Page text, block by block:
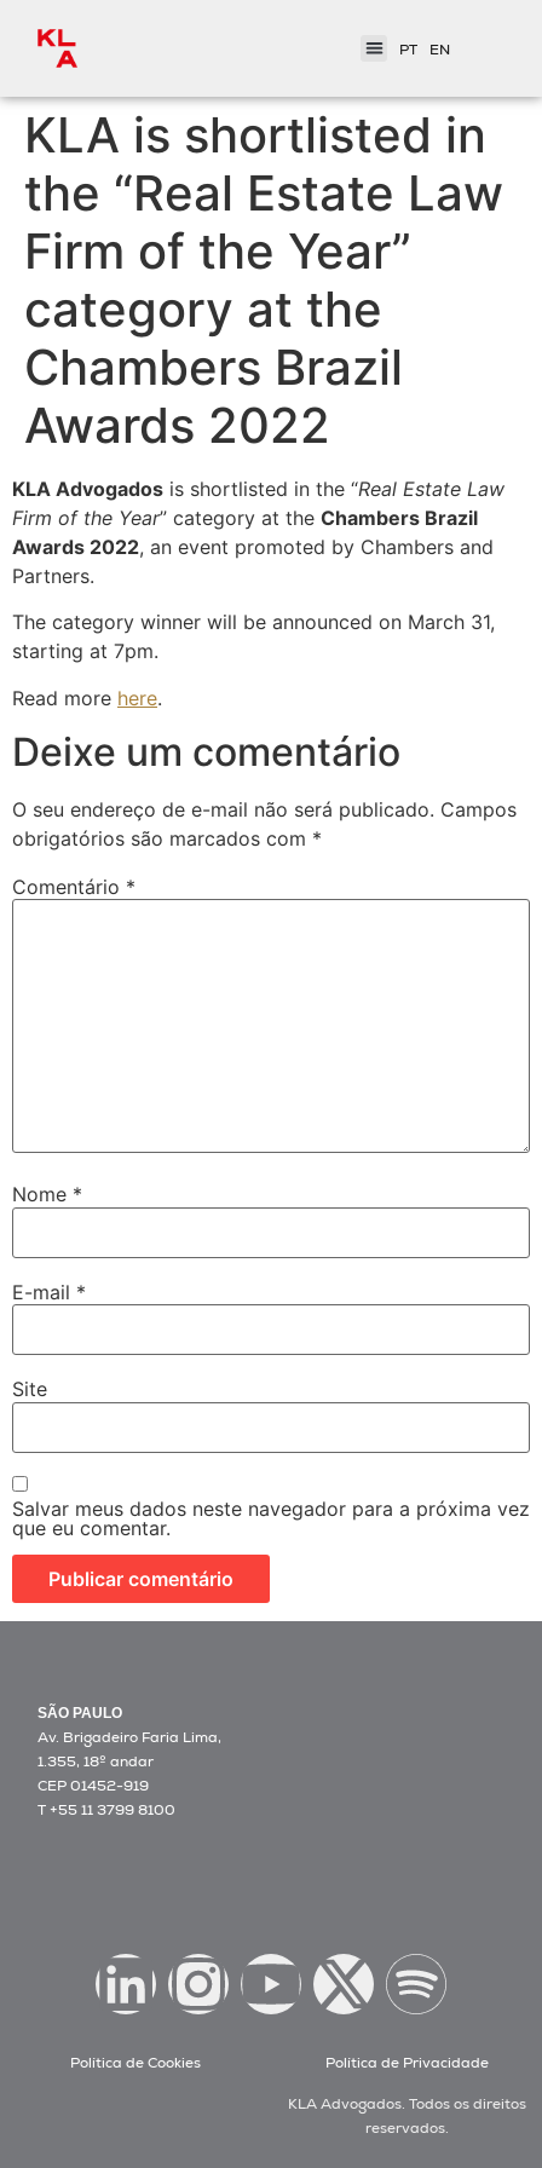
PT EN
KLA is shortlisted in
the “Real Estate Law
Firm of the Year”
category at the
Chambers Brazil
Awards 2022
KLA Advogados is shortlisted in the “Real Estate Law
Firm of the Year” category at the Chambers Brazil
Awards 2022, an event promoted by Chambers and
Partners.
The category winner will be announced on March 31,
starting at 7pm.
Read more here.
Deixe um comentário
O seu endereço de e-mail não será publicado. Campos
obrigatórios são marcados com *
Comentário *
Nome *
E-mail *
Site
Salvar meus dados neste navegador para a próxima vez
que eu comentar.
SÃO PAULO
Av. Brigadeiro Faria Lima,
1.355, 18º andar
CEP 01452-919
T +55 11 3799 8100
Política de Cookies Política de Privacidade
KLA Advogados. Todos os direitos
reservados.